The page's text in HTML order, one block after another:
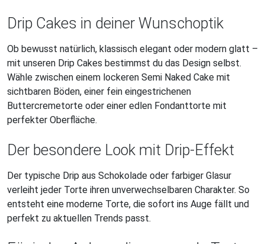
Drip Cakes in deiner Wunschoptik
Ob bewusst natürlich, klassisch elegant oder modern glatt –
mit unseren Drip Cakes bestimmst du das Design selbst.
Wähle zwischen einem lockeren Semi Naked Cake mit
sichtbaren Böden, einer fein eingestrichenen
Buttercremetorte oder einer edlen Fondanttorte mit
perfekter Oberfläche.
Der besondere Look mit Drip-Effekt
Der typische Drip aus Schokolade oder farbiger Glasur
verleiht jeder Torte ihren unverwechselbaren Charakter. So
entsteht eine moderne Torte, die sofort ins Auge fällt und
perfekt zu aktuellen Trends passt.